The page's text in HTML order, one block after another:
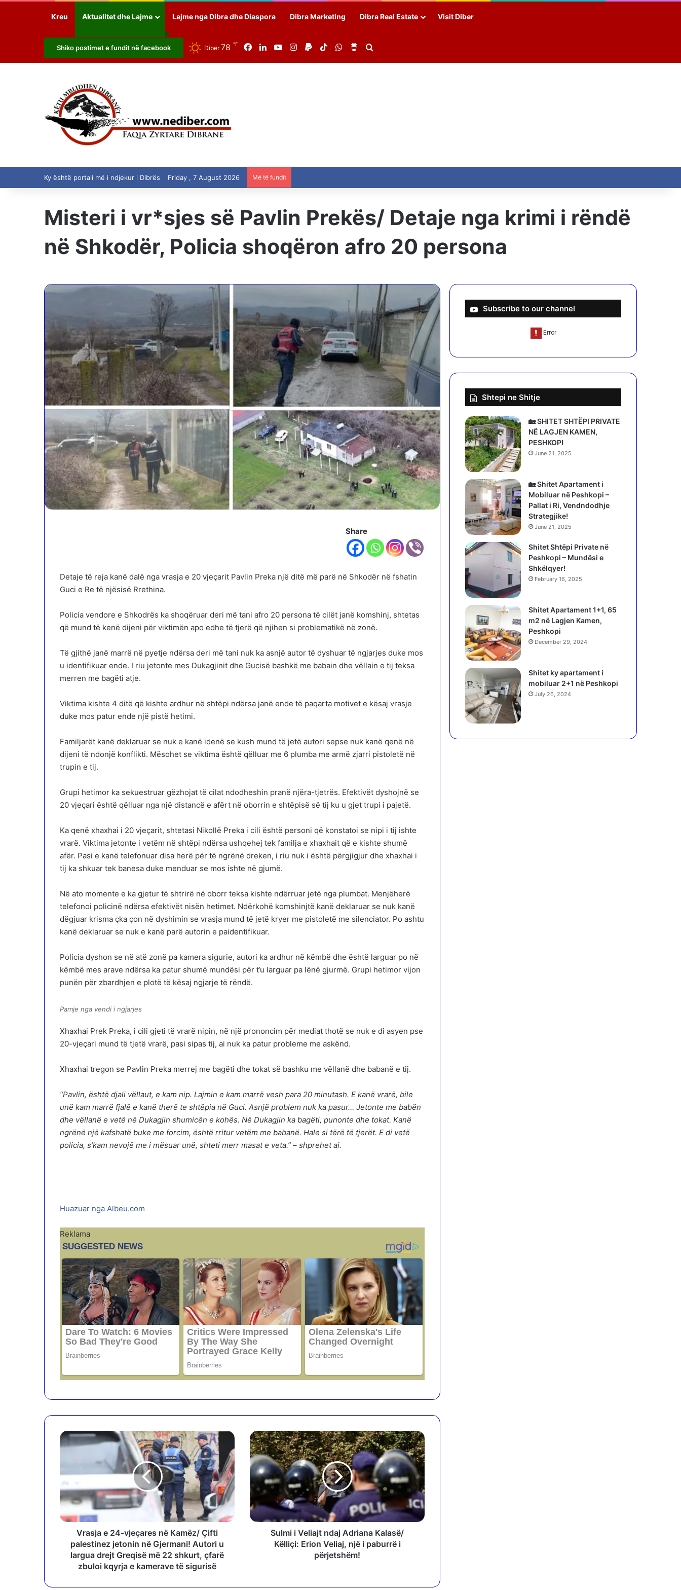
Kreu Aktualitet dhe Lajme Lajme nga Dibra dhe Diaspora Dibra Marketing Dibra Real Estate Visit Diber
Shiko postimet e fundit në facebook Dibër 78 ℉ FacebookLinkedInYouTubeInstagram
PaypalTikTokWhatsAppBuy Me a Coffee
Ky është portali më i ndjekur i Dibrës Friday , 7 August 2026 Më të fundit
Misteri i vr*sjes së Pavlin Prekës/ Detaje nga krimi i rëndë
në Shkodër, Policia shoqëron afro 20 persona
Share
Detaje të reja kanë dalë nga vrasja e 20 vjeçarit Pavlin Preka një ditë më parë në Shkodër në fshatin
Guci e Re të njësisë Rrethina.
Policia vendore e Shkodrës ka shoqëruar deri më tani afro 20 persona të cilët janë komshinj, shtetas
që mund të kenë dijeni për viktimën apo edhe të tjerë që njihen si problematikë në zonë.
Të gjithë janë marrë në pyetje ndërsa deri më tani nuk ka asnjë autor të dyshuar të ngjarjes duke mos
u identifikuar ende. I riu jetonte mes Dukagjinit dhe Gucisë bashkë me babain dhe vëllain e tij teksa
merren me bagëti atje.
Viktima kishte 4 ditë që kishte ardhur në shtëpi ndërsa janë ende të paqarta motivet e kësaj vrasje
duke mos patur ende një pistë hetimi.
Familjarët kanë deklaruar se nuk e kanë idenë se kush mund të jetë autori sepse nuk kanë qenë në
dijeni të ndonjë konflikti. Mësohet se viktima është qëlluar me 6 plumba me armë zjarri pistoletë në
trupin e tij.
Grupi hetimor ka sekuestruar gëzhojat të cilat ndodheshin pranë njëra-tjetrës. Efektivët dyshojnë se
20 vjeçari është qëlluar nga një distancë e afërt në oborrin e shtëpisë së tij ku u gjet trupi i pajetë.
Ka qenë xhaxhai i 20 vjeçarit, shtetasi Nikollë Preka i cili është personi që konstatoi se nipi i tij ishte
vrarë. Viktima jetonte i vetëm në shtëpi ndërsa ushqehej tek familja e xhaxhait që e kishte shumë
afër. Pasi e kanë telefonuar disa herë për të ngrënë dreken, i riu nuk i është përgjigjur dhe xhaxhai i
tij ka shkuar tek banesa duke menduar se mos ishte në gjumë.
Në ato momente e ka gjetur të shtrirë në oborr teksa kishte ndërruar jetë nga plumbat. Menjëherë
telefonoi policinë ndërsa efektivët nisën hetimet. Ndërkohë komshinjtë kanë deklaruar se nuk kanë
dëgjuar krisma çka çon në dyshimin se vrasja mund të jetë kryer me pistoletë me silenciator. Po ashtu
kanë deklaruar se nuk e kanë parë autorin e paidentifikuar.
Policia dyshon se në atë zonë pa kamera sigurie, autori ka ardhur në këmbë dhe është larguar po në
këmbë mes arave ndërsa ka patur shumë mundësi për t’u larguar pa lënë gjurmë. Grupi hetimor vijon
punën për zbardhjen e plotë të kësaj ngjarje të rëndë.
Pamje nga vendi i ngjarjes
Xhaxhai Prek Preka, i cili gjeti të vrarë nipin, në një prononcim për mediat thotë se nuk e di asyen pse
20-vjeçari mund të tjetë vrarë, pasi sipas tij, ai nuk ka patur probleme me askënd.
Xhaxhai tregon se Pavlin Preka merrej me bagëti dhe tokat së bashku me vëllanë dhe babanë e tij.
“Pavlin, është djali vëllaut, e kam nip. Lajmin e kam marrë vesh para 20 minutash. E kanë vrarë, bile
unë kam marrë fjalë e kanë therë te shtëpia në Guci. Asnjë problem nuk ka pasur… Jetonte me babën
dhe vëllanë e vetë në Dukagjin shumicën e kohës. Në Dukagjin ka bagëti, punonte dhe tokat. Kanë
ngrënë një kafshatë buke me forcim, është rritur vetëm me babanë. Hale si tërë të tjerët. E di vetë
policia, s’kam nevojë me i mësuar unë, shteti merr masat e veta.” – shprehet ai.
Huazuar nga Albeu.com
Reklama
V
r
a
e
4
Vrasja e 24-vjeçares në Kamëz/ Çifti
palestinez jetonin në Gjermani! Autori u
largua drejt Greqisë më 22 shkurt, çfarë
zbuloi kqyrja e kamerave të sigurisë
S
u
l
m
i
i
V
e
l
Sulmi i Veliajt ndaj Adriana Kalasë/
Këlliçi: Erion Veliaj, një i paburrë i
përjetshëm!
Subscribe to our channel
Shtepi ne Shitje
🏡 SHITET SHTËPI PRIVATE
NË LAGJEN KAMEN,
PESHKOPI
June 21, 2025
🏡 Shitet Apartament i
Mobiluar në Peshkopi –
Pallat i Ri, Vendndodhje
Strategjike!
June 21, 2025
Shitet Shtëpi Private në
Peshkopi – Mundësi e
Shkëlqyer!
February 16, 2025
Shitet Apartament 1+1, 65
m2 në Lagjen Kamen,
Peshkopi
December 29, 2024
Shitet ky apartament i
mobiluar 2+1 në Peshkopi
July 26, 2024